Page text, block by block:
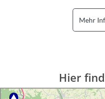
Mehr
Hier